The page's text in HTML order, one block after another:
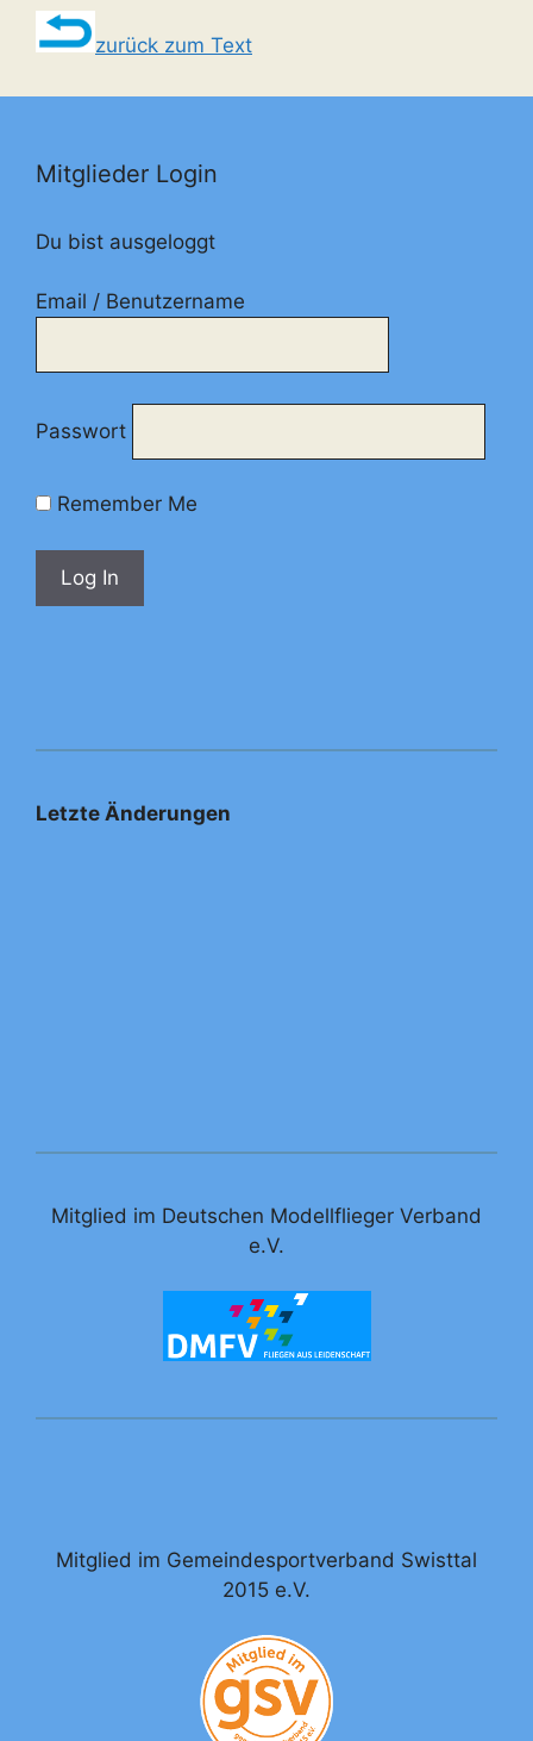
zurück zum Text
Mitglieder Login
Du bist ausgeloggt
Email / Benutzername
Passwort
Remember Me
Letzte Änderungen
Mitglied im Deutschen Modellflieger Verband
e.V.
Mitglied im Gemeindesportverband Swisttal
2015 e.V.